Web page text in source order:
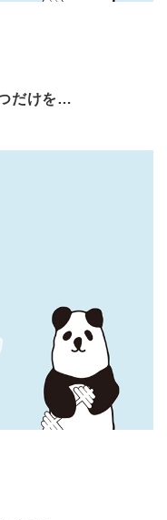
だけを…